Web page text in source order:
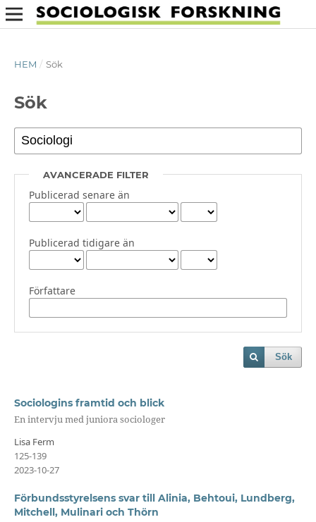
HEM / Sök
Sök
AVANCERADE FILTER
Publicerad senare än
Publicerad tidigare än
Författare
Sök
Sociologins framtid och blick
En intervju med juniora sociologer
Lisa Ferm
125-139
2023-10-27
Förbundsstyrelsens svar till Alinia, Behtoui, Lundberg,
Mitchell, Mulinari och Thörn